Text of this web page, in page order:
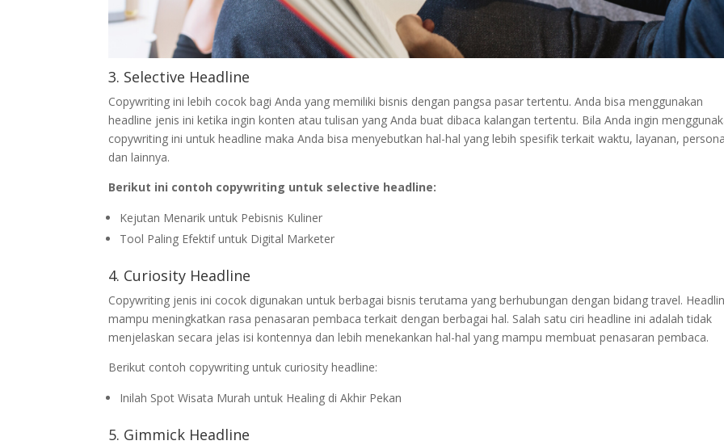
3. Selective Headline
Copywriting ini lebih cocok bagi Anda yang memiliki bisnis dengan pangsa pasar tertentu. Anda bisa menggunakan
headline jenis ini ketika ingin konten atau tulisan yang Anda buat dibaca kalangan tertentu. Bila Anda ingin
copywriting ini untuk headline maka Anda bisa menyebutkan hal-hal yang lebih spesifik terkait waktu, layanan,
dan lainnya.
Berikut ini contoh copywriting untuk selective headline:
Kejutan Menarik untuk Pebisnis Kuliner
Tool Paling Efektif untuk Digital Marketer
4. Curiosity Headline
Copywriting jenis ini cocok digunakan untuk berbagai bisnis terutama yang berhubungan dengan bidang travel.
mampu meningkatkan rasa penasaran pembaca terkait dengan berbagai hal. Salah satu ciri headline ini adalah tidak
menjelaskan secara jelas isi kontennya dan lebih menekankan hal-hal yang mampu membuat penasaran pembaca.
Berikut contoh copywriting untuk curiosity headline:
Inilah Spot Wisata Murah untuk Healing di Akhir Pekan
5. Gimmick Headline